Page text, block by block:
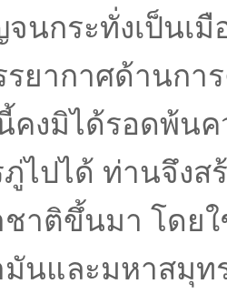
นกระทั่งเป็นเมื
รยากาศด้านกา
คงมิได้รอดพ้น
ไปได้ ท่านจึงส
าติขึ้นมา โดยใ
นและมหาสมุท